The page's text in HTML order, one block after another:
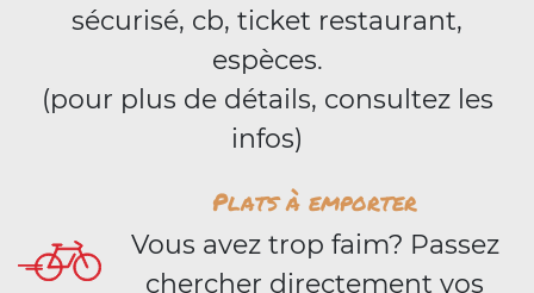
sécurisé, cb, ticket restaurant,
espèces.
(pour plus de détails, consultez les
infos)
Plats à emporter
Vous avez trop faim? Passez
chercher directement vos